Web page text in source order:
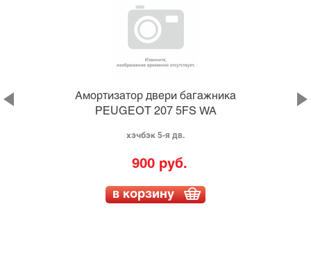
Амортизатор двери багажника
PEUGEOT 207 5FS WA
хэчбэк 5-я дв.
900 руб.
в корзину